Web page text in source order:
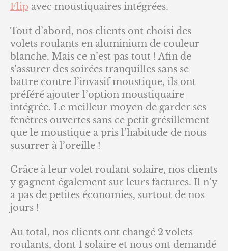
Flip avec moustiquaires intégrées.
Tout d’abord, nos clients ont choisi des
volets roulants en aluminium de couleur
blanche. Mais ce n’est pas tout ! Afin de
s’assurer des soirées tranquilles sans se
battre contre l’invasif moustique, ils ont
préféré ajouter l’option moustiquaire
intégrée. Le meilleur moyen de garder ses
fenêtres ouvertes sans ce petit grésillement
que le moustique a pris l’habitude de nous
susurrer à l’oreille !
Grâce à leur volet roulant solaire, nos clients
y gagnent également sur leurs factures. Il n’y
a pas de petites économies, surtout de nos
jours !
Au total, nos clients ont changé 2 volets
roulants, dont 1 solaire et nous ont demandé